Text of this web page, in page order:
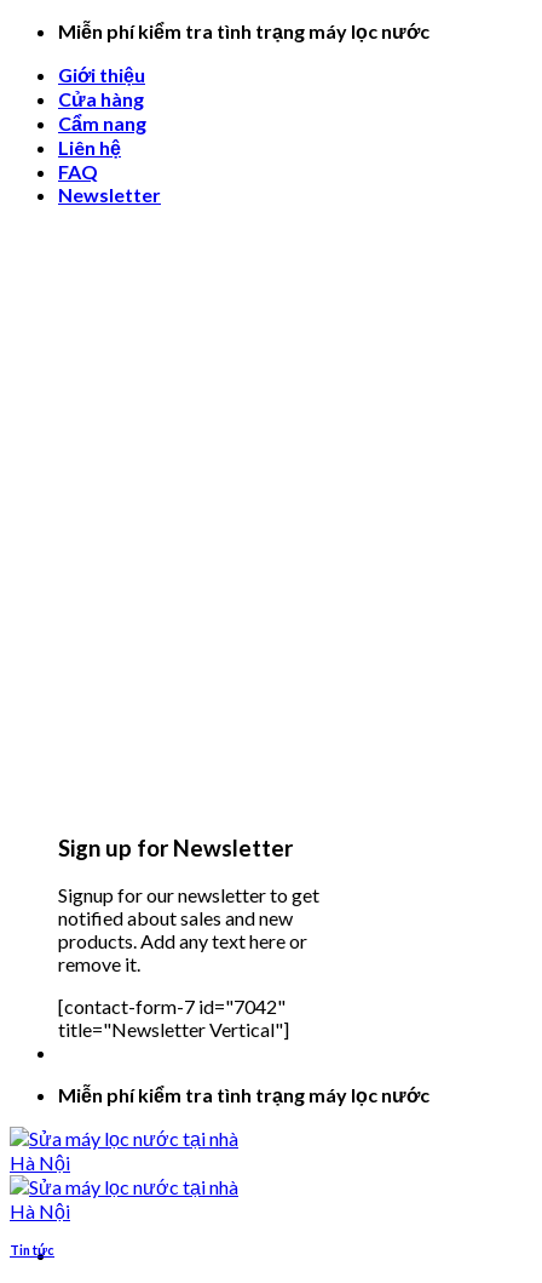
Skip
content
Miễn phí kiểm tra tình trạng máy lọc nước
Giới thiệu
Cửa hàng
Cẩm nang
Liên hệ
FAQ
Newsletter
Sign up for Newsletter
Signup for our newsletter to get
notified about sales and new
products. Add any text here or
remove it.
[contact-form-7 id="7042"
title="Newsletter Vertical"]
Miễn phí kiểm tra tình trạng máy lọc nước
Tin tức